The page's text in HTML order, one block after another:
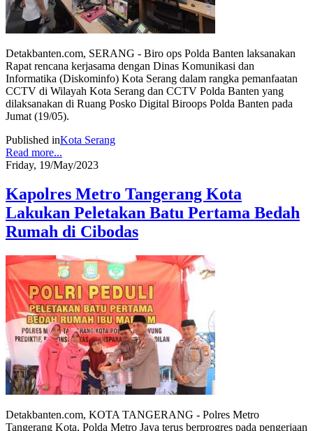
Detakbanten.com, SERANG - Biro ops Polda Banten laksanakan
Rapat rencana kerjasama dengan Dinas Komunikasi dan
Informatika (Diskominfo) Kota Serang dalam rangka pemanfaatan
CCTV di Wilayah Kota Serang dan CCTV Polda Banten yang
dilaksanakan di Ruang Posko Digital Biroops Polda Banten pada
Jumat (19/05).
Published inKota Serang
Read more...
Friday, 19/May/2023
Kapolres Metro Tangerang Kota
Lakukan Peletakan Batu Pertama Bedah
Rumah di Cibodas
Detakbanten.com, KOTA TANGERANG - Polres Metro
Tangerang Kota, Polda Metro Jaya terus berprogres pada pengerjaan